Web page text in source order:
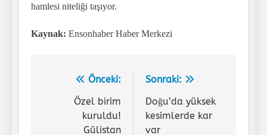
hamlesi niteliği taşıyor.
Kaynak: Ensonhaber Haber Merkezi
gezinmesi
Önceki:
Özel birim
kuruldu!
Gülistan
Sonraki:
Doğu’da yüksek
kesimlerde kar
var